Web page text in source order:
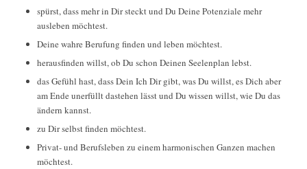
spürst, dass mehr in Dir steckt und Du Deine Potenziale mehr
ausleben möchtest.
Deine wahre Berufung finden und leben möchtest.
herausfinden willst, ob Du schon Deinen Seelenplan lebst.
das Gefühl hast, dass Dein Ich Dir gibt, was Du willst, es Dich aber
am Ende unerfüllt dastehen lässt und Du wissen willst, wie Du das
ändern kannst.
zu Dir selbst finden möchtest.
Privat- und Berufsleben zu einem harmonischen Ganzen machen
möchtest.